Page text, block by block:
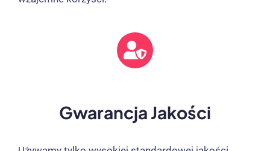
Gwarancja Jakości